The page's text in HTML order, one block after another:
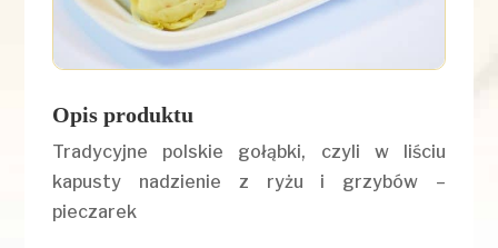
Opis produktu
Tradycyjne polskie gołąbki, czyli w liściu
kapusty nadzienie z ryżu i grzybów –
pieczarek